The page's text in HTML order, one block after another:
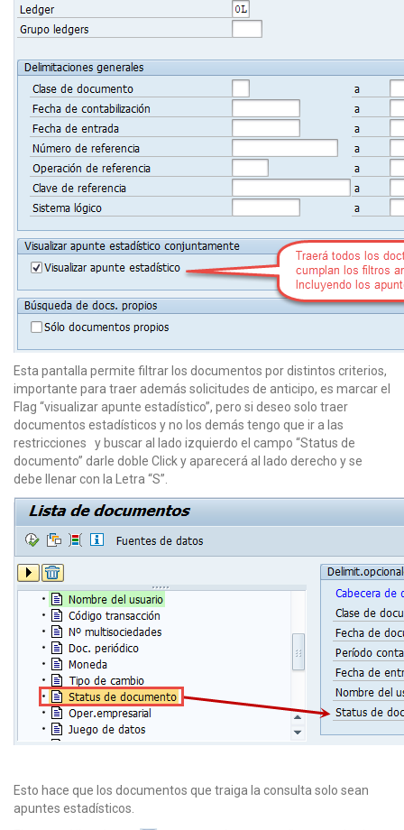
Esta pantalla permite filtrar los documentos por distintos criterios,
importante para traer además solicitudes de anticipo, es marcar el
Flag “visualizar apunte estadístico”, pero si deseo solo traer
documentos estadísticos y no los demás tengo que ir a las
restricciones y buscar al lado izquierdo el campo “Status de
documento” darle doble Click y aparecerá al lado derecho y se
debe llenar con la Letra “S”.
Esto hace que los documentos que traiga la consulta solo sean
apuntes estadísticos.